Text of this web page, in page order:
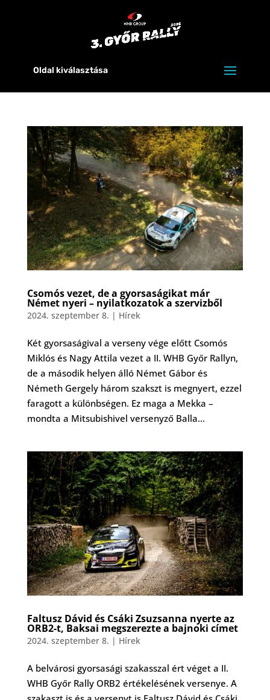
Oldal kiválasztása
Csomós vezet, de a gyorsaságikat már
Német nyeri – nyilatkozatok a szervizből
2024. szeptember 8. | Hírek
Két gyorsaságival a verseny vége előtt Csomós
Miklós és Nagy Attila vezet a II. WHB Győr Rallyn,
de a második helyen álló Német Gábor és
Németh Gergely három szakszt is megnyert, ezzel
faragott a különbségen. Ez maga a Mekka –
mondta a Mitsubishivel versenyző Balla...
Faltusz Dávid és Csáki Zsuzsanna nyerte az
ORB2-t, Baksai megszerezte a bajnoki címet
2024. szeptember 8. | Hírek
A belvárosi gyorsasági szakasszal ért véget a II.
WHB Győr Rally ORB2 értékelésének versenye. A